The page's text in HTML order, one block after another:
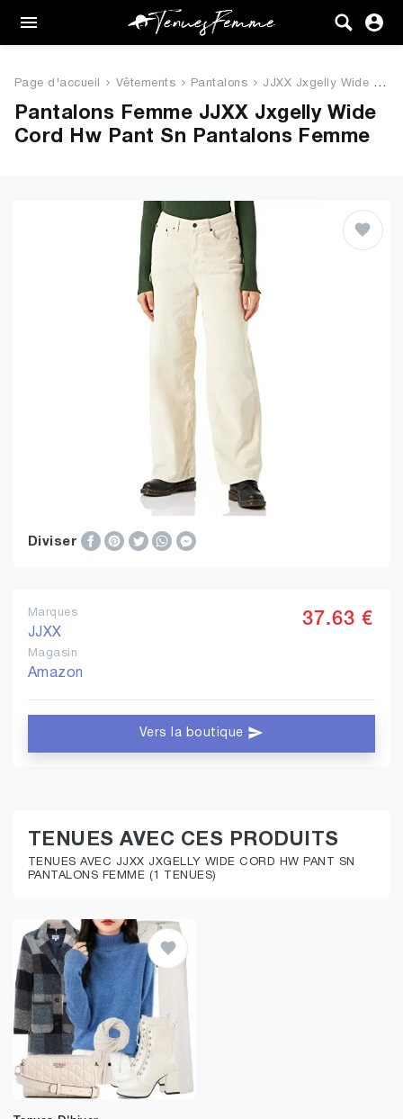
Femme
Vêtements
Page d'accueil Vêtements Pantalons JJXX Jxgelly Wide Cord Hw Pant...
Pantalons Femme JJXX Jxgelly Wide
Cord Hw Pant Sn Pantalons Femme
Diviser
Marques
JJXX
Magasin
Amazon
37.63 €
Vers la boutique
TENUES AVEC CES PRODUITS
TENUES AVEC JJXX JXGELLY WIDE CORD HW PANT SN
PANTALONS FEMME (1 TENUES)